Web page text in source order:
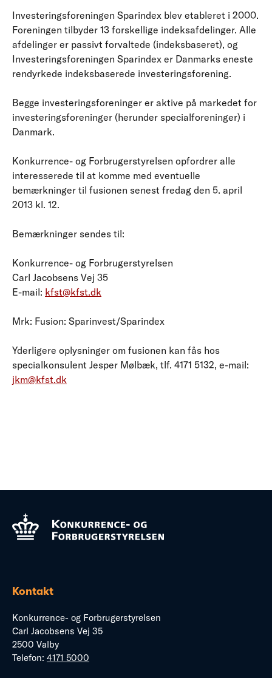
Investeringsforeningen Sparindex blev etableret i 2000.
Foreningen tilbyder 13 forskellige indeksafdelinger. Alle
afdelinger er passivt forvaltede (indeksbaseret), og
Investeringsforeningen Sparindex er Danmarks eneste
rendyrkede indeksbaserede investeringsforening.
Begge investeringsforeninger er aktive på markedet for
investeringsforeninger (herunder specialforeninger) i
Danmark.
Konkurrence- og Forbrugerstyrelsen opfordrer alle
interesserede til at komme med eventuelle
bemærkninger til fusionen senest fredag den 5. april
2013 kl. 12.
Bemærkninger sendes til:
Konkurrence- og Forbrugerstyrelsen
Carl Jacobsens Vej 35
E-mail: kfst@kfst.dk
Mrk: Fusion: Sparinvest/Sparindex
Yderligere oplysninger om fusionen kan fås hos
specialkonsulent Jesper Mølbæk, tlf. 4171 5132, e-mail:
jkm@kfst.dk
Kontakt
Konkurrence- og Forbrugerstyrelsen
Carl Jacobsens Vej 35
2500 Valby
Telefon: 4171 5000